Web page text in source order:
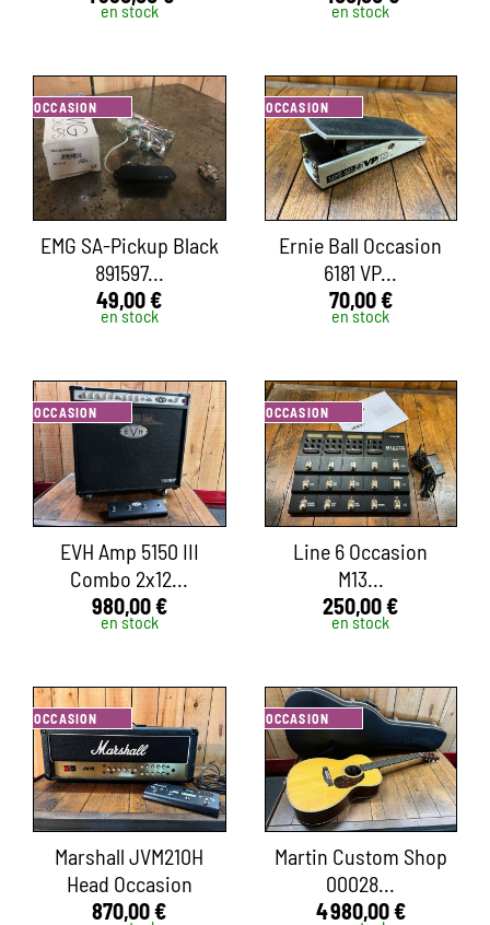
en stock en stock
OCCASION
EMG SA-Pickup Black
891597...
49,00 €
en stock
OCCASION
Ernie Ball Occasion
6181 VP...
70,00 €
en stock
OCCASION
EVH Amp 5150 III
Combo 2x12...
980,00 €
en stock
OCCASION
Line 6 Occasion
M13...
250,00 €
en stock
OCCASION
Marshall JVM210H
Head Occasion
870,00 €
OCCASION
Martin Custom Shop
00028...
4 980,00 €